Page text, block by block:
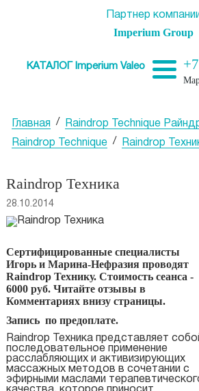
Партнер компании
Imperium Group
КАТАЛОГ Imperium Valeo
Главная / Raindrop Technique
Raindrop Technique / Raindrop
Raindrop Техника
28.10.2014
Сертифицированные специалисты
Игорь и Марина-Нефразия проводят
Raindrop Технику. Стоимость сеанса -
6000 руб. Читайте отзывы в
Комментариях внизу страницы.
Запись по предоплате.
Raindrop Техника представляет
последовательное применение
расслабляющих и активизирующих
массажных методов в сочетании с
эфирными маслами